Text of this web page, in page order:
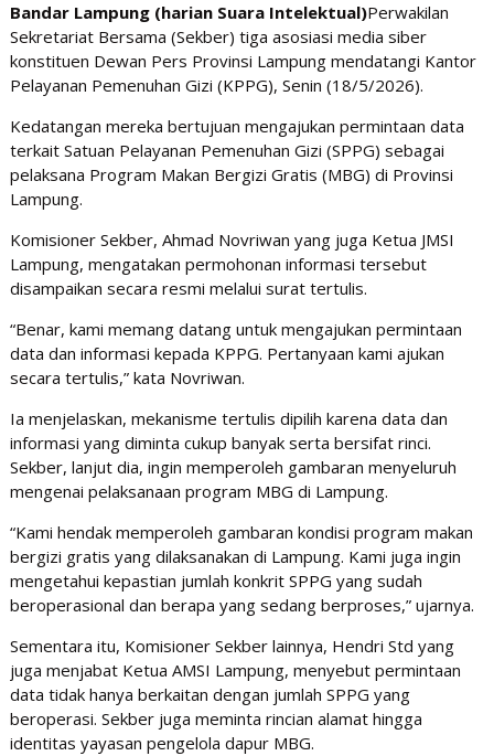
Bandar Lampung (harian Suara Intelektual)Perwakilan
Sekretariat Bersama (Sekber) tiga asosiasi media siber
konstituen Dewan Pers Provinsi Lampung mendatangi Kantor
Pelayanan Pemenuhan Gizi (KPPG), Senin (18/5/2026).
Kedatangan mereka bertujuan mengajukan permintaan data
terkait Satuan Pelayanan Pemenuhan Gizi (SPPG) sebagai
pelaksana Program Makan Bergizi Gratis (MBG) di Provinsi
Lampung.
Komisioner Sekber, Ahmad Novriwan yang juga Ketua JMSI
Lampung, mengatakan permohonan informasi tersebut
disampaikan secara resmi melalui surat tertulis.
“Benar, kami memang datang untuk mengajukan permintaan
data dan informasi kepada KPPG. Pertanyaan kami ajukan
secara tertulis,” kata Novriwan.
Ia menjelaskan, mekanisme tertulis dipilih karena data dan
informasi yang diminta cukup banyak serta bersifat rinci.
Sekber, lanjut dia, ingin memperoleh gambaran menyeluruh
mengenai pelaksanaan program MBG di Lampung.
“Kami hendak memperoleh gambaran kondisi program makan
bergizi gratis yang dilaksanakan di Lampung. Kami juga ingin
mengetahui kepastian jumlah konkrit SPPG yang sudah
beroperasional dan berapa yang sedang berproses,” ujarnya.
Sementara itu, Komisioner Sekber lainnya, Hendri Std yang
juga menjabat Ketua AMSI Lampung, menyebut permintaan
data tidak hanya berkaitan dengan jumlah SPPG yang
beroperasi. Sekber juga meminta rincian alamat hingga
identitas yayasan pengelola dapur MBG.